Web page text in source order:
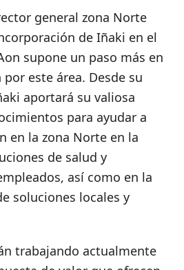
general zona Norte
de Iñaki en el
supone un paso más en
este área. Desde su
aportará su valiosa
para ayudar a
en la zona Norte en la
de salud y
así como en la
soluciones locales y
trabajando actualmente